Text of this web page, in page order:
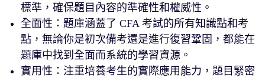
標準，確保題目內容的準確性和權威性。
全面性：題庫涵蓋了 CFA 考試的所有知識點和考
點，無論你是初次備考還是進行復習鞏固，都能在
題庫中找到全面而系統的學習資源。
實用性：注重培養考生的實際應用能力，題目緊密